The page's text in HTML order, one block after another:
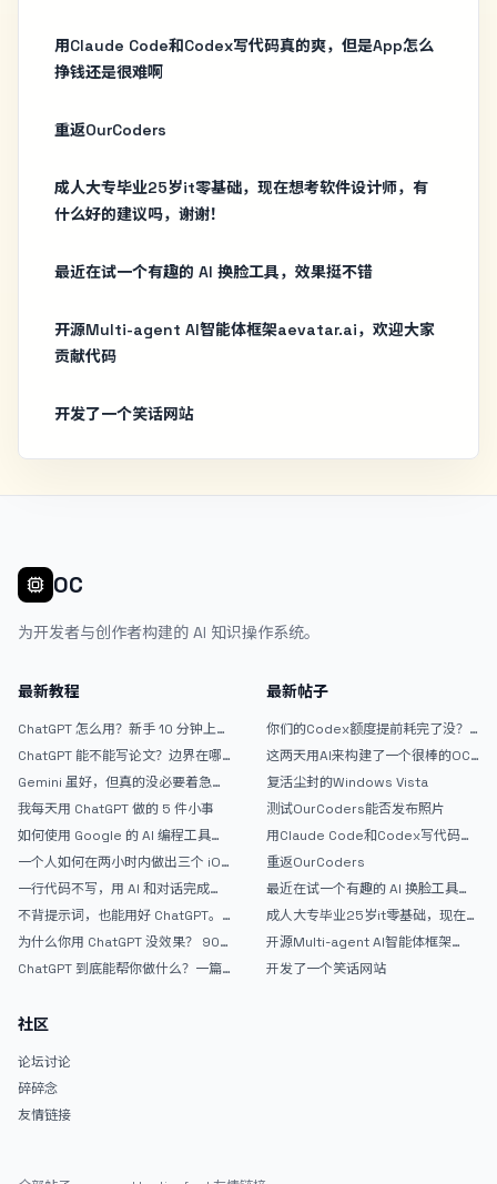
用Claude Code和Codex写代码真的爽，但是App怎么
挣钱还是很难啊
重返OurCoders
成人大专毕业25岁it零基础，现在想考软件设计师，有
什么好的建议吗，谢谢！
最近在试一个有趣的 AI 换脸工具，效果挺不错
开源Multi-agent AI智能体框架aevatar.ai，欢迎大家
贡献代码
开发了一个笑话网站
OC
为开发者与创作者构建的 AI 知识操作系统。
最新教程
ChatGPT 怎么用？新手 10 分钟上手
指南
ChatGPT 能不能写论文？边界在哪
里
Gemini 虽好，但真的没必要着急放
弃 ChatGPT
我每天用 ChatGPT 做的 5 件小事
如何使用 Google 的 AI 编程工具
AntiGravity：独立开发者的新时代
武器
一个人如何在两小时内做出三个 iOS
APP？｜AntiGravity + Gemini 3 实
战完整记录
一行代码不写，用 AI 和对话完成一
个完整网站：《图书天堂》实战记录
不背提示词，也能用好 ChatGPT。
一个万能提问模板
为什么你用 ChatGPT 没效果？ 90%
的人第一步就问错了
ChatGPT 到底能帮你做什么？一篇
最新帖子
你们的Codex额度提前耗完了没？
戒断反应如何？
这两天用AI来构建了一个很棒的OC
论坛精华区
复活尘封的Windows Vista
测试OurCoders能否发布照片
用Claude Code和Codex写代码真
的爽，但是App怎么挣钱还是很难啊
重返OurCoders
最近在试一个有趣的 AI 换脸工具，
效果挺不错
成人大专毕业25岁it零基础，现在想
考软件设计师，有什么好的建议吗，
谢谢！
开源Multi-agent AI智能体框架
aevatar.ai，欢迎大家贡献代码
开发了一个笑话网站
社区
论坛讨论
碎碎念
友情链接